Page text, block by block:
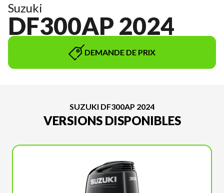
Suzuki
DF300AP 2024
DEMANDE DE PRIX
SUZUKI DF300AP 2024
VERSIONS DISPONIBLES